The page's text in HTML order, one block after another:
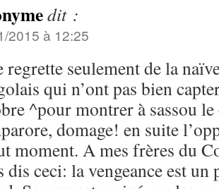
dit :
2015 à 12:25
seulement de la
qui n’ont pas bien
^pour montrer à sassou
domage! en suite
moment. A mes frères du
dis ceci: la vengeance est un